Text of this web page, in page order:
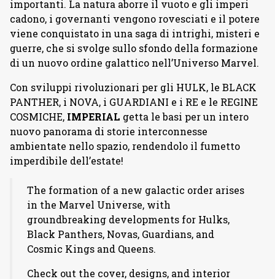
importanti. La natura aborre il vuoto e gli imperi
cadono, i governanti vengono rovesciati e il potere
viene conquistato in una saga di intrighi, misteri e
guerre, che si svolge sullo sfondo della formazione
di un nuovo ordine galattico nell’Universo Marvel.
Con sviluppi rivoluzionari per gli HULK, le BLACK
PANTHER, i NOVA, i GUARDIANI e i RE e le REGINE
COSMICHE, IMPERIAL getta le basi per un intero
nuovo panorama di storie interconnesse
ambientate nello spazio, rendendolo il fumetto
imperdibile dell’estate!
The formation of a new galactic order arises
in the Marvel Universe, with
groundbreaking developments for Hulks,
Black Panthers, Novas, Guardians, and
Cosmic Kings and Queens.
Check out the cover, designs, and interior